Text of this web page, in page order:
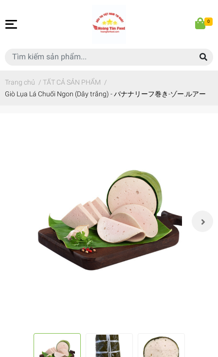
0
Trang chủ / TẤT CẢ SẢN PHẨM /
Giò Lụa Lá Chuối Ngon (Dây trắng) - バナナリーフ巻き-ゾー.ルアー